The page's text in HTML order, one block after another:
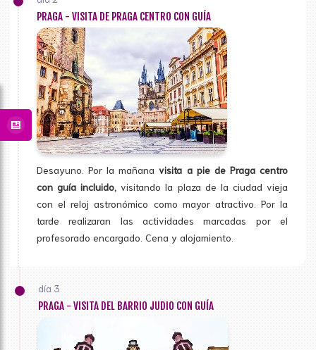
PRAGA - VISITA DE PRAGA CENTRO CON GUÍA
Desayuno. Por la mañanavisita a pie de Praga centro
con guía incluido,visitando la plaza de la ciudad vieja
con el reloj astronómico como mayor atractivo. Por la
tarde realizaran las actividades marcadas por el
profesorado encargado. Cena y alojamiento.
día 3
PRAGA - VISITA DEL BARRIO JUDIO CON GUÍA